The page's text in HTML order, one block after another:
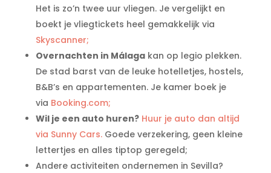
Het is zo’n twee uur vliegen. Je vergelijkt en
boekt je vliegtickets heel gemakkelijk via
Skyscanner;
Overnachten in Málagakan op legio plekken.
De stad barst van de leuke hotelletjes, hostels,
B&B’s en appartementen. Je kamer boek je
via Booking.com;
Wil je een auto huren? Huur je auto dan altijd
via Sunny Cars.Goede verzekering, geen kleine
lettertjes en alles tiptop geregeld;
Andere activiteiten ondernemen in Sevilla?